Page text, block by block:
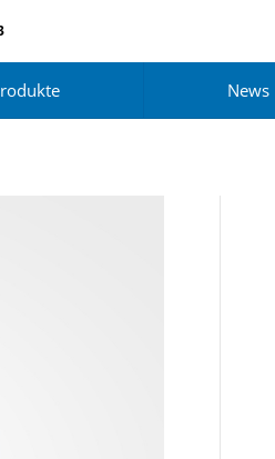
News